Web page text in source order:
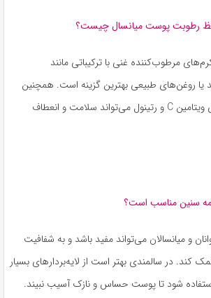
مرطوب‌کننده غنی با ترکیباتی مانند
یا روغن‌های طبیعی بهترین گزینه است. همچنین
استفاده از سرم‌های حاوی ویتامین C و رتینول می‌تواند سلامت و انعطاف
و میانسالان می‌تواند مفید باشد و به شفافیت
در سالمندی بهتر است از لایه‌بردارهای بسیار
شود تا پوست حساس و نازک آسیب نبیند.